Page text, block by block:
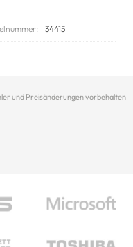
34415
und Preisänderungen vorbehalten